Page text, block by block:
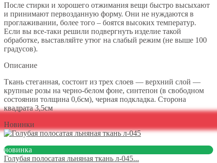
После стирки и хорошего отжимания вещи быстро высыхают
и принимают первозданную форму. Они не нуждаются в
проглаживании, более того – боятся высоких температур.
Если вы все-таки решили подвергнуть изделие такой
обработке, выставляйте утюг на слабый режим (не выше 100
градусов).
Описание
Ткань стеганная, состоит из трех слоев — верхний слой —
крупные розы на черно-белом фоне, синтепон (в свободном
состоянии толщина 0,6см), черная подкладка. Сторона
квадрата 3,5см
Новинки
новинка
Голубая полосатая льняная ткань л-045...